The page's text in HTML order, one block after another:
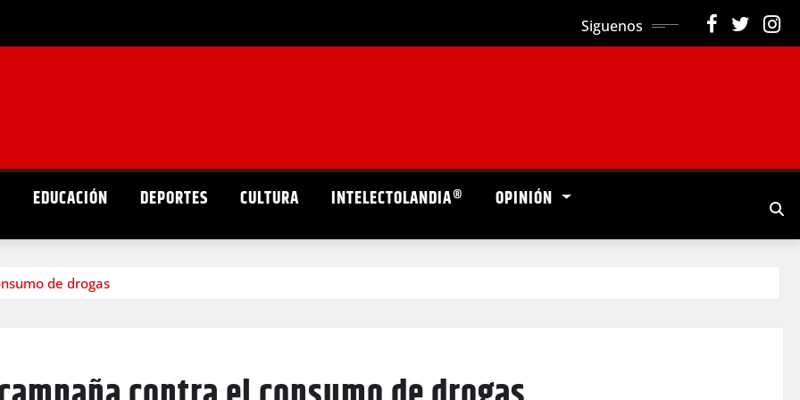
Siguenos
EDUCACIÓN DEPORTES CULTURA INTELECTOLANDIA® OPINIÓN
de drogas